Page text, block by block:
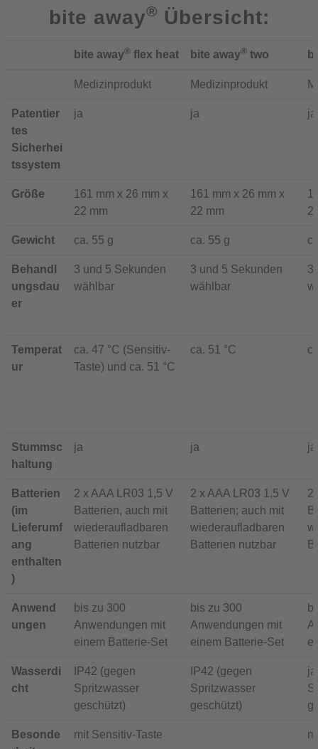
bite away® Übersicht:
bite away®flex heat bite away®two
Medizinprodukt Medizinprodukt
Patentier
tes
Sicherhei
tssystem
ja ja ja
Größe
161 mm x 26 mm x
22 mm
161 mm x 26 mm x
22 mm
Gewicht ca. 55 g ca. 55 g
Behandl
ungsdau
er
3 und 5 Sekunden
wählbar
3 und 5 Sekunden
wählbar
3
Temperat
ur
ca. 47 °C (Sensitiv-
Taste) und ca. 51 °C
ca. 51 °C
Stummsc
haltung
ja ja ja
Batterien
(im
Lieferumf
ang
enthalten
)
2 x AAA LR03 1,5 V
Batterien, auch mit
wiederaufladbaren
Batterien nutzbar
2 x AAA LR03 1,5 V
Batterien; auch mit
wiederaufladbaren
Batterien nutzbar
2
Anwend
ungen
bis zu 300
Anwendungen mit
einem Batterie-Set
bis zu 300
Anwendungen mit
einem Batterie-Set
Wasserdi
cht
IP42 (gegen
Spritzwasser
geschützt)
IP42 (gegen
Spritzwasser
geschützt)
Besonde
mit Sensitiv-Taste